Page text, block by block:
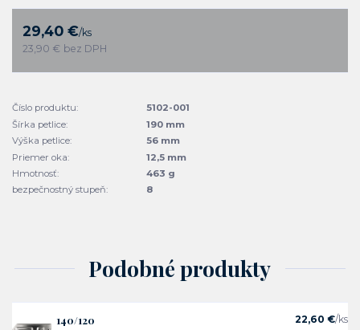
29,40 €/ks
23,90 € bez DPH
Číslo produktu:
5102-001
Šírka petlice:
190 mm
Výška petlice:
56 mm
Priemer oka:
12,5 mm
Hmotnosť:
463 g
bezpečnostný stupeň:
8
Podobné produkty
140/120 22,60 €/ks